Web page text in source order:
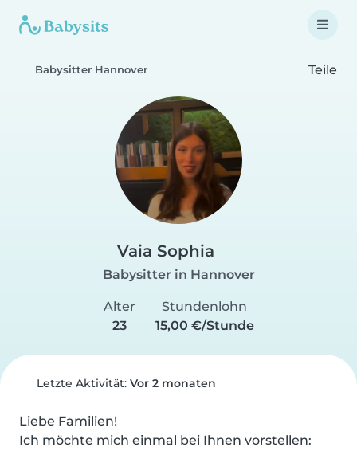
Babysitter Hannover Teile
Vaia Sophia
Babysitter in Hannover
Alter
23
Stundenlohn
15,00 €/Stunde
Letzte Aktivität: Vor 2 monaten
Liebe Familien!
Ich möchte mich einmal bei Ihnen vorstellen: